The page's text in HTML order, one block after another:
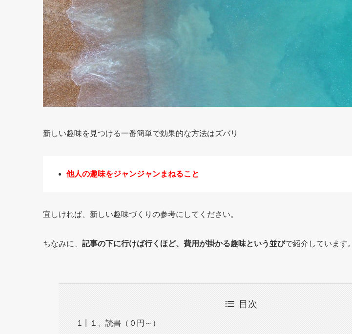
新しい趣味を見つける一番簡単で効果的な方法はズバリ
他人の趣味をジャンジャンまねること
宜しければ、新しい趣味づくりの参考にしてください。
ちなみに、 記事の下に行けば行くほど、費用が掛かる趣味という並びで紹介しています。
目次
１、読書（０円～）